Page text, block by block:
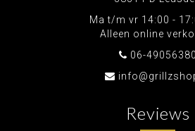
Ma t/m vr 14:00 -
Alleen online
06-49056380
Reviews